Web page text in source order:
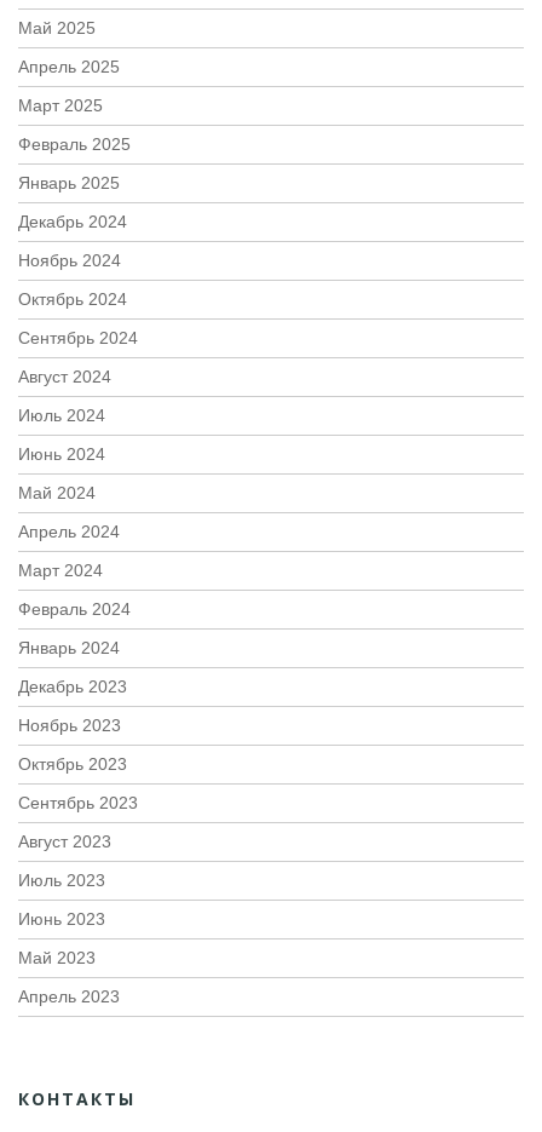
Май 2025
Апрель 2025
Март 2025
Февраль 2025
Январь 2025
Декабрь 2024
Ноябрь 2024
Октябрь 2024
Сентябрь 2024
Август 2024
Июль 2024
Июнь 2024
Май 2024
Апрель 2024
Март 2024
Февраль 2024
Январь 2024
Декабрь 2023
Ноябрь 2023
Октябрь 2023
Сентябрь 2023
Август 2023
Июль 2023
Июнь 2023
Май 2023
Апрель 2023
КОНТАКТЫ